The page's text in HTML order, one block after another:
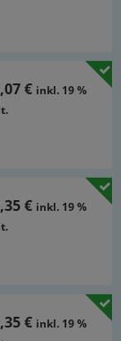
€ inkl. 19 %
€ inkl. 19 %
€ inkl. 19 %